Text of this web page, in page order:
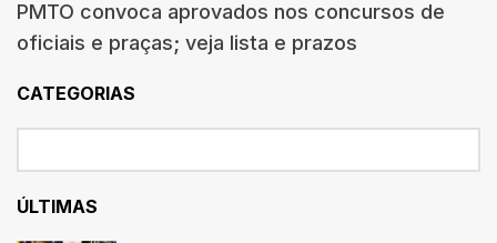
PMTO convoca aprovados nos concursos de
oficiais e praças; veja lista e prazos
CATEGORIAS
ÚLTIMAS